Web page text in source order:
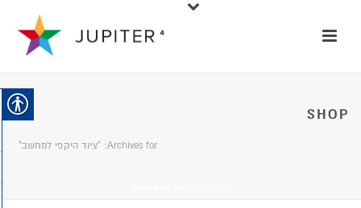
SHOP
Archives for: "ציוד היקפי למחשב"